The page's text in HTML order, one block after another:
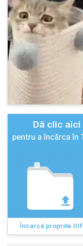
Dă clic aici
pentru a încărca în
Încarcă propriile